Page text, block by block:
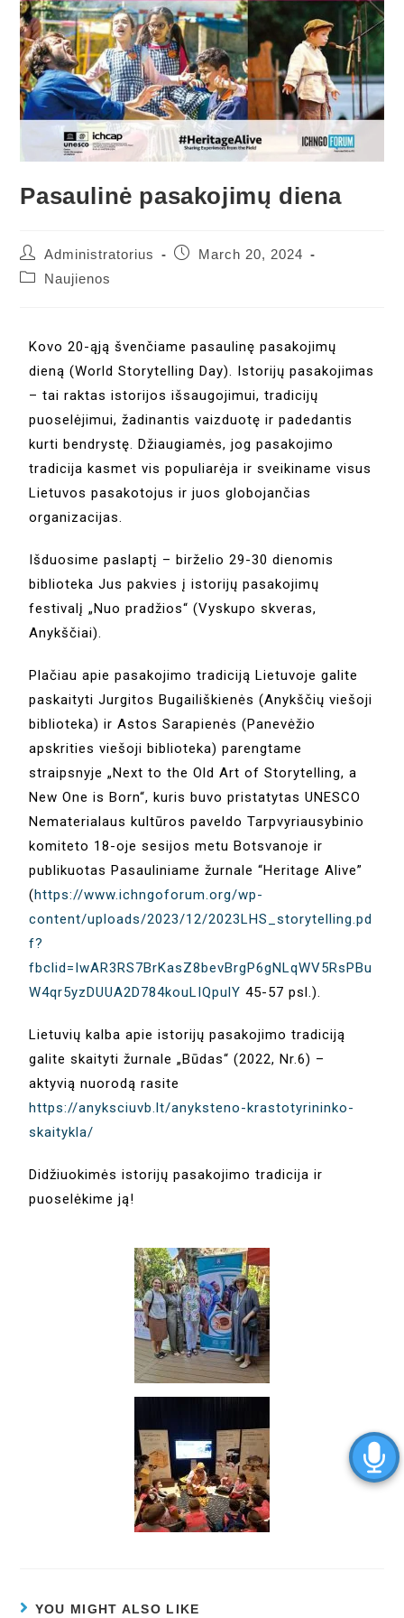
Pasaulinė pasakojimų diena
Administratorius
March 20, 2024
Naujienos
Kovo 20-ąją švenčiame pasaulinę pasakojimų
dieną (World Storytelling Day). Istorijų pasakojimas
– tai raktas istorijos išsaugojimui, tradicijų
puoselėjimui, žadinantis vaizduotę ir padedantis
kurti bendrystę. Džiaugiamės, jog pasakojimo
tradicija kasmet vis populiarėja ir sveikiname visus
Lietuvos pasakotojus ir juos globojančias
organizacijas.
Išduosime paslaptį – birželio 29-30 dienomis
biblioteka Jus pakvies į istorijų pasakojimų
festivalį „Nuo pradžios“ (Vyskupo skveras,
Anykščiai).
Plačiau apie pasakojimo tradiciją Lietuvoje galite
paskaityti Jurgitos Bugailiškienės (Anykščių viešoji
biblioteka) ir Astos Sarapienės (Panevėžio
apskrities viešoji biblioteka) parengtame
straipsnyje „Next to the Old Art of Storytelling, a
New One is Born“, kuris buvo pristatytas UNESCO
Nematerialaus kultūros paveldo Tarpvyriausybinio
komiteto 18-oje sesijos metu Botsvanoje ir
publikuotas Pasauliniame žurnale “Heritage Alive”
(https://www.ichngoforum.org/wp-
content/uploads/2023/12/2023LHS_storytelling.pd
f?
fbclid=IwAR3RS7BrKasZ8bevBrgP6gNLqWV5RsPBu
W4qr5yzDUUA2D784kouLIQpulY 45-57 psl.).
Lietuvių kalba apie istorijų pasakojimo tradiciją
galite skaityti žurnale „Būdas“ (2022, Nr.6) –
aktyvią nuorodą rasite
https://anyksciuvb.lt/anyksteno-krastotyrininko-
skaitykla/
Didžiuokimės istorijų pasakojimo tradicija ir
puoselėkime ją!
YOU MIGHT ALSO LIKE